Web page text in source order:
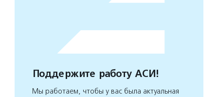
Поддержите работу АСИ!
Мы работаем, чтобы у вас была актуальная